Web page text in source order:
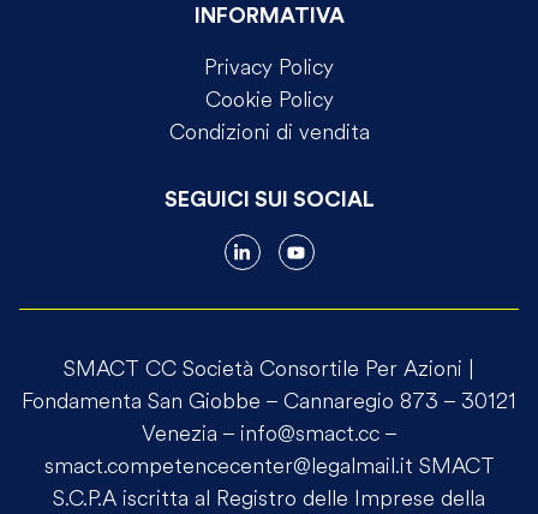
INFORMATIVA
Privacy Policy
Cookie Policy
Condizioni di vendita
SEGUICI SUI SOCIAL
SMACT CC Società Consortile Per Azioni |
Fondamenta San Giobbe – Cannaregio 873 – 30121
Venezia – info@smact.cc–
smact.competencecenter@legalmail.it SMACT
S.C.P.A iscritta al Registro delle Imprese della